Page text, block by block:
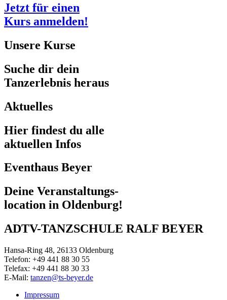
Jetzt für einen
Kurs anmelden!
Unsere Kurse
Suche dir dein
Tanzerlebnis heraus
Aktuelles
Hier findest du alle
aktuellen Infos
Eventhaus Beyer
Deine Veranstaltungs-
location in Oldenburg!
ADTV-TANZSCHULE RALF BEYER
Hansa-Ring 48, 26133 Oldenburg
Telefon: +49 441 88 30 55
Telefax: +49 441 88 30 33
E-Mail: tanzen@ts-beyer.de
Impressum